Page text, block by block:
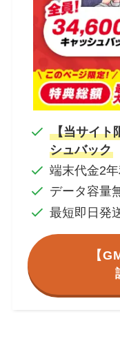
【当サイト
シュバック
端末代金2
データ容量
最短即日発
【